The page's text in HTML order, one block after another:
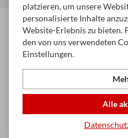
platzieren, um unsere
personalisierte Inhalte
Website-Erlebnis zu bieten.
den von uns verwendeten
Einstellungen.
Alle